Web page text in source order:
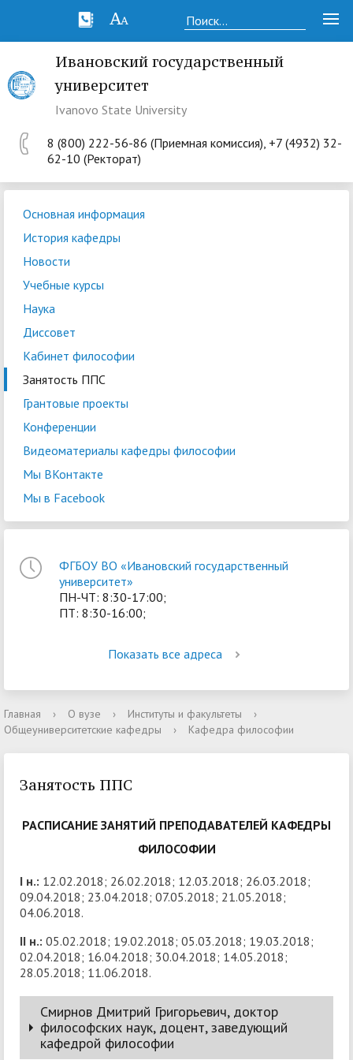
Ивановский государственный
университет
Ivanovo State University
8 (800) 222-56-86 (Приемная комиссия), +7 (4932) 32-
62-10 (Ректорат)
Основная информация
История кафедры
Новости
Учебные курсы
Наука
Диссовет
Кабинет философии
Занятость ППС
Грантовые проекты
Конференции
Видеоматериалы кафедры философии
Мы ВКонтакте
Мы в Facebook
ФГБОУ ВО «Ивановский государственный
университет»
ПН-ЧТ: 8:30-17:00;
ПТ: 8:30-16:00;
Показать все адреса
Главная › О вузе › Институты и факультеты
›
Общеуниверситетские кафедры
› Кафедра философии
Занятость ППС
РАСПИСАНИЕ ЗАНЯТИЙ ПРЕПОДАВАТЕЛЕЙ КАФЕДРЫ
ФИЛОСОФИИ
I н.: 12.02.2018; 26.02.2018; 12.03.2018; 26.03.2018;
09.04.2018; 23.04.2018; 07.05.2018; 21.05.2018;
04.06.2018.
II н.: 05.02.2018; 19.02.2018; 05.03.2018; 19.03.2018;
02.04.2018; 16.04.2018; 30.04.2018; 14.05.2018;
28.05.2018; 11.06.2018.
Смирнов Дмитрий Григорьевич, доктор
философских наук, доцент, заведующий
кафедрой философии